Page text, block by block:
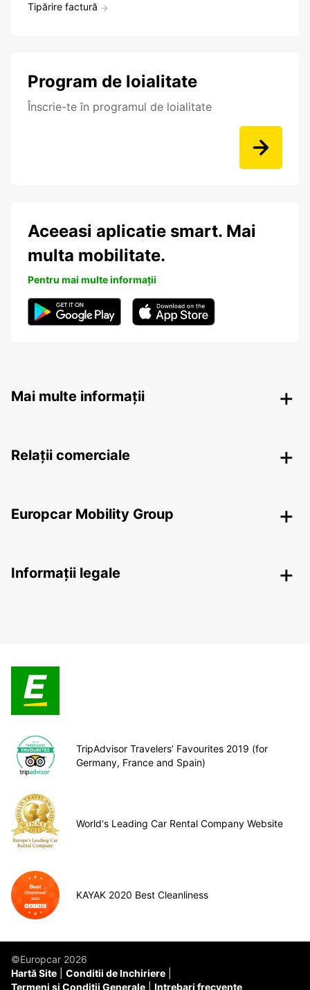
Tipărire factură
Program de loialitate
Înscrie-te în programul de loialitate
Aceeasi aplicatie smart. Mai
multa mobilitate.
Pentru mai multe informații
Mai multe informații
Relații comerciale
Europcar Mobility Group
Informații legale
TripAdvisor Travelers’ Favourites 2019 (for
Germany, France and Spain)
World's Leading Car Rental Company Website
KAYAK 2020 Best Cleanliness
©Europcar 2026
Hartă Site
Conditii de Inchiriere
Termeni și Condiții Generale
Intrebari frecvente